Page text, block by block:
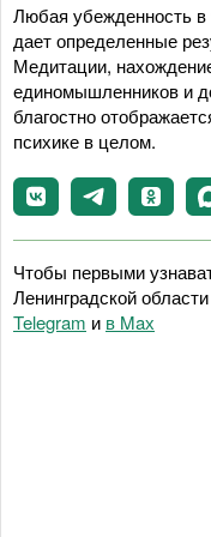
Любая убежденность в
дает определенные
Медитации,
единомышленников и
благостно
психике в целом.
Чтобы первыми
Ленинградской
Telegram и в Maх